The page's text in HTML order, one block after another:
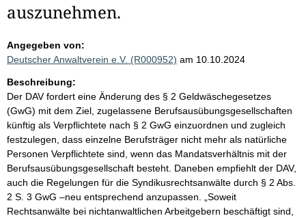
auszunehmen.
Angegeben von:
Deutscher Anwaltverein e.V. (R000952) am 10.10.2024
Beschreibung:
Der DAV fordert eine Änderung des § 2 Geldwäschegesetzes
(GwG) mit dem Ziel, zugelassene Berufsausübungsgesellschaften
künftig als Verpflichtete nach § 2 GwG einzuordnen und zugleich
festzulegen, dass einzelne Berufsträger nicht mehr als natürliche
Personen Verpflichtete sind, wenn das Mandatsverhältnis mit der
Berufsausübungsgesellschaft besteht. Daneben empfiehlt der DAV,
auch die Regelungen für die Syndikusrechtsanwälte durch § 2 Abs.
2 S. 3 GwG –neu entsprechend anzupassen. „Soweit
Rechtsanwälte bei nichtanwaltlichen Arbeitgebern beschäftigt sind,